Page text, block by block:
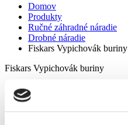
Domov
Produkty
Ručné záhradné náradie
Drobné náradie
Fiskars Vypichovák buriny
Fiskars Vypichovák buriny
Všeobecné vlastnosti: